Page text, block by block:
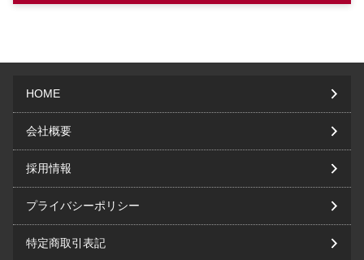
HOME
会社概要
採用情報
プライバシーポリシー
特定商取引表記